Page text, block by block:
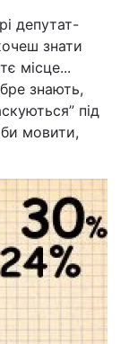
депутат-
знати
місце...
знають,
під
мовити,